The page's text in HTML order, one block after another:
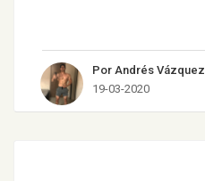
Por Andrés Vázquez
19-03-2020